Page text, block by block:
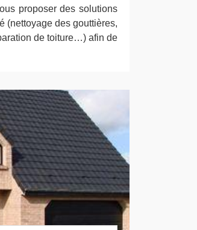
proposer des solutions
(nettoyage des gouttières,
de toiture…) afin de